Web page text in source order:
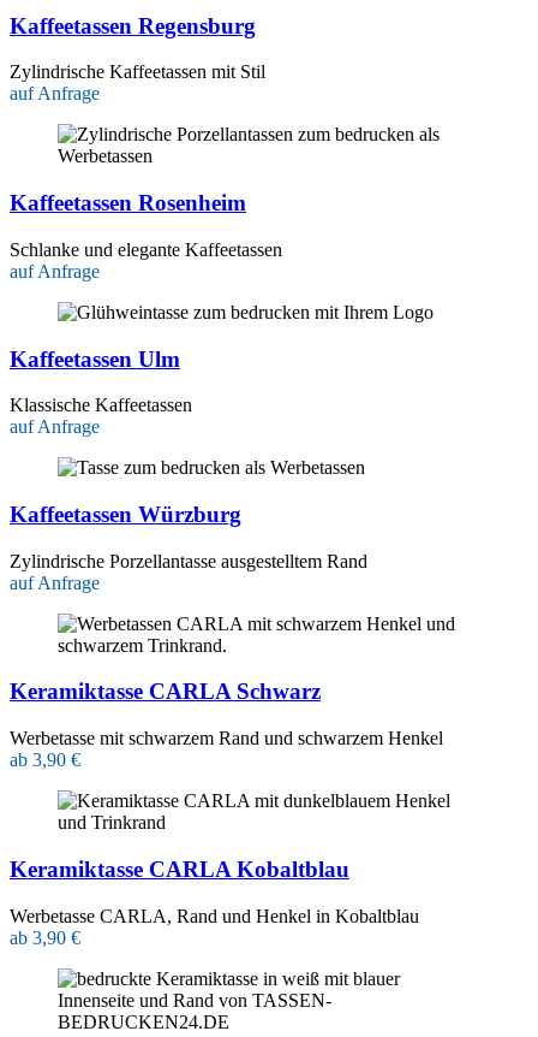
Kaffeetassen Regensburg
Zylindrische Kaffeetassen mit Stil
auf Anfrage
Kaffeetassen Rosenheim
Schlanke und elegante Kaffeetassen
auf Anfrage
Kaffeetassen Ulm
Klassische Kaffeetassen
auf Anfrage
Kaffeetassen Würzburg
Zylindrische Porzellantasse ausgestelltem Rand
auf Anfrage
Keramiktasse CARLA Schwarz
Werbetasse mit schwarzem Rand und schwarzem Henkel
ab 3,90 €
Keramiktasse CARLA Kobaltblau
Werbetasse CARLA, Rand und Henkel in Kobaltblau
ab 3,90 €